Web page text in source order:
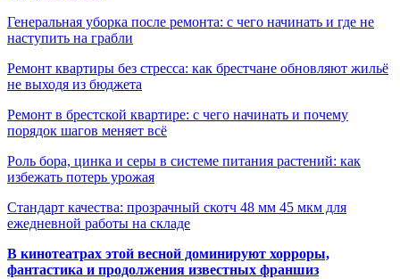
Генеральная уборка после ремонта: с чего начинать и где не
наступить на грабли
Ремонт квартиры без стресса: как брестчане обновляют жильё
не выходя из бюджета
Ремонт в брестской квартире: с чего начинать и почему
порядок шагов меняет всё
Роль бора, цинка и серы в системе питания растений: как
избежать потерь урожая
Стандарт качества: прозрачный скотч 48 мм 45 мкм для
ежедневной работы на складе
В кинотеатрах этой весной доминируют хорроры,
фантастика и продолжения известных франшиз